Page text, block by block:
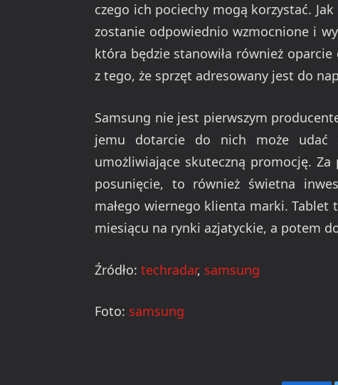
czego ich pociechy mogą korzystać.
zostanie odpowiednio wzmocnione i
która będzie stanowiła również
z tego, że sprzęt adresowany jest do
Samsung nie jest pierwszym
jemu dotarcie do nich może udać
umożliwiające skuteczną promocję.
posunięcie, to również świetna
małego wiernego klienta marki. Tablet
miesiącu na rynki azjatyckie, a potem
Źródło: techradar, samsung
Foto: samsung